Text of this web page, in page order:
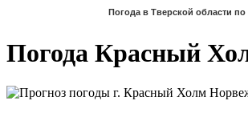
Погода Красный